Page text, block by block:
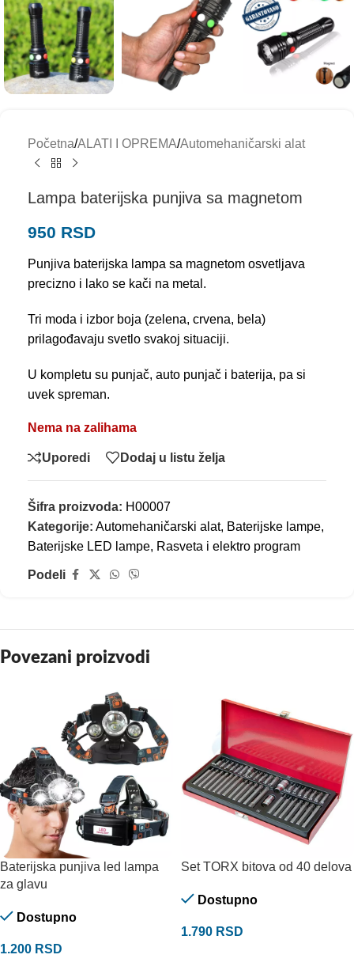
Početna/ALATI I OPREMA/Automehaničarski alat
Lampa baterijska punjiva sa magnetom
950 RSD
Punjiva baterijska lampa sa magnetom osvetljava
precizno i lako se kači na metal.
Tri moda i izbor boja (zelena, crvena, bela)
prilagođavaju svetlo svakoj situaciji.
U kompletu su punjač, auto punjač i baterija, pa si
uvek spreman.
Nema na zalihama
Uporedi Dodaj u listu želja
Šifra proizvoda: H00007
Kategorije: Automehaničarski alat, Baterijske lampe,
Baterijske LED lampe, Rasveta i elektro program
Podeli
Povezani proizvodi
Baterijska punjiva led lampa
za glavu
Dostupno
1.200 RSD
Set TORX bitova od 40 delova
Dostupno
1.790 RSD